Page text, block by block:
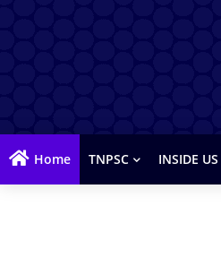
Home TNPSC INSIDE US